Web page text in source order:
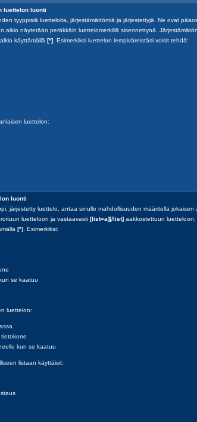
luettelon luonti
tyyppisiä luetteloita, järjestämättömiä ja järjestettyjä. Ne ovat
alkio näytetään peräkkäin luettelomerkillä sisennettynä.
käyttämällä [*]. Esimerkiksi luettelon lempiväreistäsi voisit tehdä:
luettelon:
luonti
järjestetty luettelo, antaa sinulle mahdollisuuden määritellä
luetteloon ja vastaavasti [list=a][/list] aakkostettuun
[*]. Esimerkiksi:
se kaatuu
luettelon:
kun se kaatuu
listaan käyttäisit: